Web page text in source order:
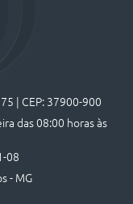
| CEP: 37900-900
das 08:00 horas às
08
- MG